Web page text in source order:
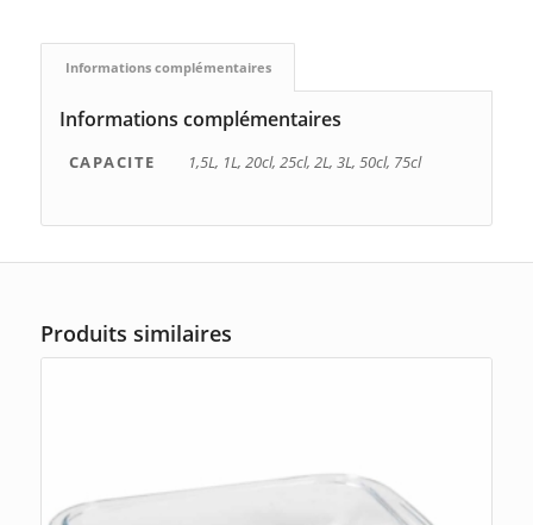
Informations complémentaires
Informations complémentaires
CAPACITE 1,5L, 1L, 20cl, 25cl, 2L, 3L, 50cl, 75cl
Produits similaires